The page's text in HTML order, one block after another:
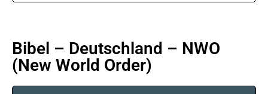
Bibel – Deutschland – NWO
(New World Order)